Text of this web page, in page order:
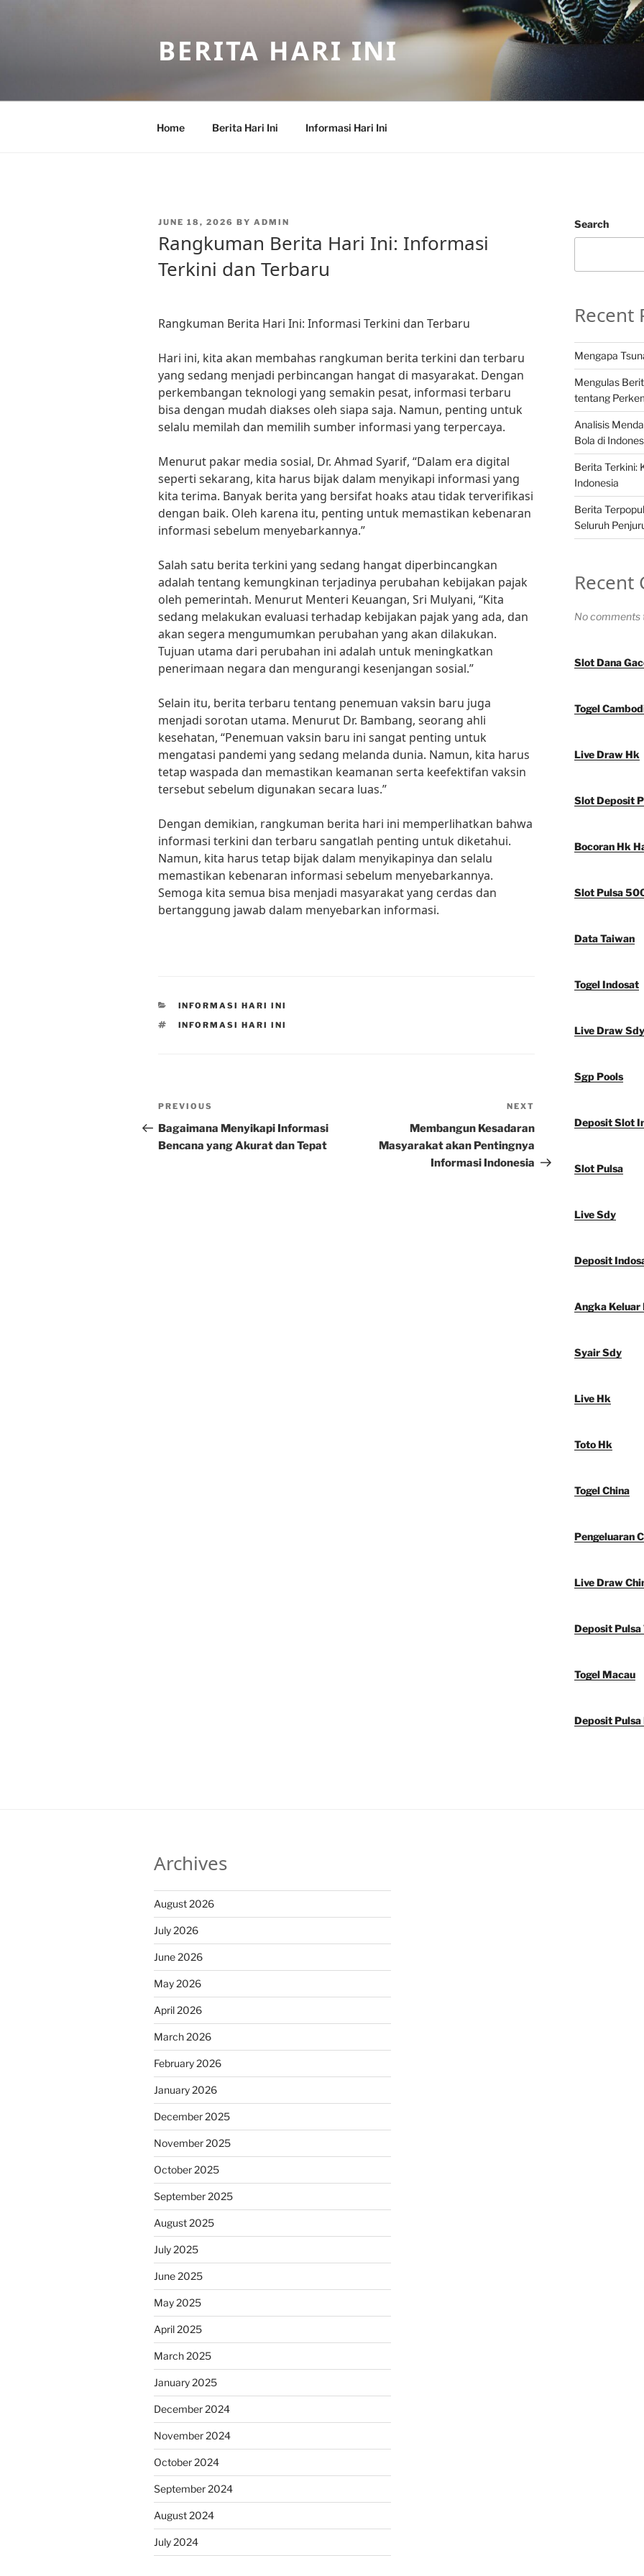
BERITA HARI INI
Home Berita Hari Ini Informasi Hari Ini
POSTED
JUNE 18, 2026 BY ADMIN
Rangkuman Berita Hari Ini: Informasi
Terkini dan Terbaru
Rangkuman Berita Hari Ini: Informasi Terkini dan Terbaru
Hari ini, kita akan membahas rangkuman berita terkini dan terbaru
yang sedang menjadi perbincangan hangat di masyarakat. Dengan
perkembangan teknologi yang semakin pesat, informasi terbaru
bisa dengan mudah diakses oleh siapa saja. Namun, penting untuk
selalu memilah dan memilih sumber informasi yang terpercaya.
Menurut pakar media sosial, Dr. Ahmad Syarif, “Dalam era digital
seperti sekarang, kita harus bijak dalam menyikapi informasi yang
kita terima. Banyak berita yang bersifat hoaks atau tidak terverifikasi
dengan baik. Oleh karena itu, penting untuk memastikan kebenaran
informasi sebelum menyebarkannya.”
Salah satu berita terkini yang sedang hangat diperbincangkan
adalah tentang kemungkinan terjadinya perubahan kebijakan pajak
oleh pemerintah. Menurut Menteri Keuangan, Sri Mulyani, “Kita
sedang melakukan evaluasi terhadap kebijakan pajak yang ada, dan
akan segera mengumumkan perubahan yang akan dilakukan.
Tujuan utama dari perubahan ini adalah untuk meningkatkan
penerimaan negara dan mengurangi kesenjangan sosial.”
Selain itu, berita terbaru tentang penemuan vaksin baru juga
menjadi sorotan utama. Menurut Dr. Bambang, seorang ahli
kesehatan, “Penemuan vaksin baru ini sangat penting untuk
mengatasi pandemi yang sedang melanda dunia. Namun, kita harus
tetap waspada dan memastikan keamanan serta keefektifan vaksin
tersebut sebelum digunakan secara luas.”
Dengan demikian, rangkuman berita hari ini memperlihatkan bahwa
informasi terkini dan terbaru sangatlah penting untuk diketahui.
Namun, kita harus tetap bijak dalam menyikapinya dan selalu
memastikan kebenaran informasi sebelum menyebarkannya.
Semoga kita semua bisa menjadi masyarakat yang cerdas dan
bertanggung jawab dalam menyebarkan informasi.
CATEGORIES
INFORMASI HARI INI
TAGS
INFORMASI HARI INI
Post
navigation
Previous
Post
PREVIOUS
Bagaimana Menyikapi Informasi
Bencana yang Akurat dan Tepat
Post
NEXT
Membangun Kesadaran
Masyarakat akan Pentingnya
Informasi Indonesia
Search
Recent
Mengapa
Mengulas
tentang
Analisis
Bola di
Berita Terkini:
Indonesia
Berita
Seluruh
Recent
No comments
Slot Dana
Togel
Live Draw Hk
Slot Deposit
Bocoran Hk
Slot Pulsa
Data Taiwan
Togel Indosat
Live Draw Sdy
Sgp Pools
Deposit Slot
Slot Pulsa
Live Sdy
Deposit
Angka Keluar
Syair Sdy
Live Hk
Toto Hk
Togel China
Pengeluaran
Live Draw
Deposit Pulsa
Togel Macau
Deposit Pulsa
Archives
August 2026
July 2026
June 2026
May 2026
April 2026
March 2026
February 2026
January 2026
December 2025
November 2025
October 2025
September 2025
August 2025
July 2025
June 2025
May 2025
April 2025
March 2025
January 2025
December 2024
November 2024
October 2024
September 2024
August 2024
July 2024